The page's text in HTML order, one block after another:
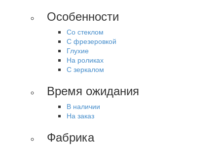
Особенности
Со стеклом
С фрезеровкой
Глухие
На роликах
С зеркалом
Время ожидания
В наличии
На заказ
Фабрика